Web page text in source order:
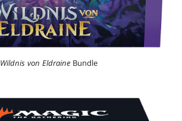
Wildnis von Eldraine Bundle